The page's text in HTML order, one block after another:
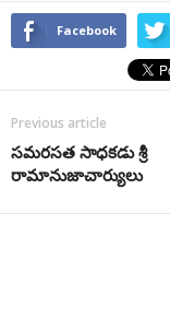
Facebook
Previous article
సమరసత సాధకడు శ్రీ
రామానుజాచార్యులు